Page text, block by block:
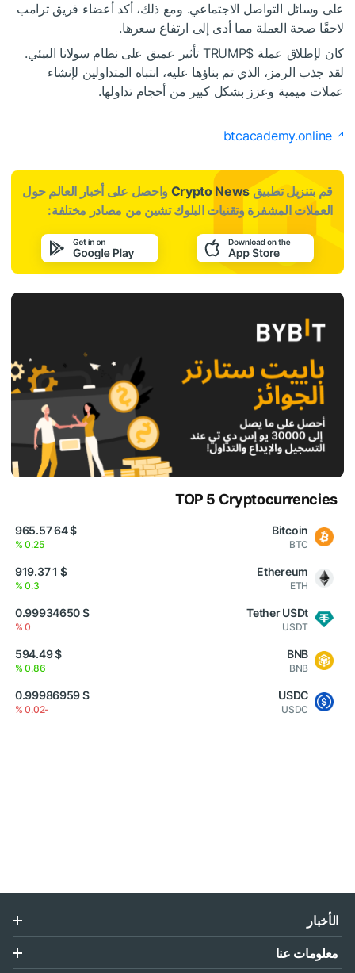
على وسائل التواصل الاجتماعي. ومع ذلك، أكد أعضاء فريق ترامب
لاحقًا صحة العملة مما أدى إلى ارتفاع سعرها.
كان لإطلاق عملة $TRUMP
تأثير عميق على نظام سولانا البيئي.
لقد جذب الرمز، الذي تم بناؤها عليه، انتباه المتداولين لإنشاء
عملات ميمية وعزز بشكل كبير من أحجام تداولها.
btcacademy.online
قم بتنزيل تطبيقCrypto News واحصل على أخبار العالم حول
العملات المشفرة وتقنيات البلوك تشين من مصادر مختلفة:
TOP 5 Cryptocurrencies
Bitcoin
BTC
$ 64 965.57
0.25 %
Ethereum
ETH
$ 1 919.37
0.3 %
Tether USDt
USDT
$ 0.99934650
0 %
BNB
BNB
$ 594.49
0.86 %
USDC
USDC
$ 0.99986959
-0.02 %
الأخبار
معلومات عنا